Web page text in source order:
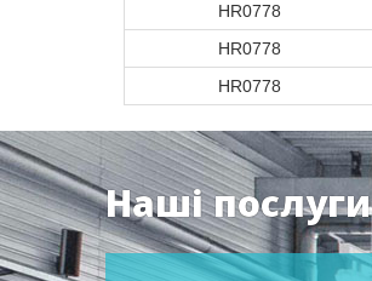
HR0778
HR0778
HR0778
Наші послуги